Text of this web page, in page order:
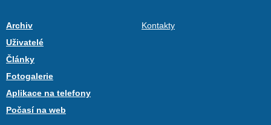
Archiv
Uživatelé
Články
Fotogalerie
Aplikace na telefony
Počasí na web
Kontakty